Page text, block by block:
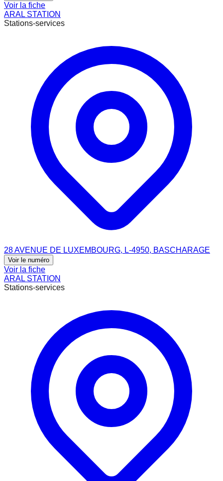
Voir la fiche
ARAL STATION
Stations-services
28 AVENUE DE LUXEMBOURG, L-4950, BASCHARAGE
Voir le numéro
Voir la fiche
ARAL STATION
Stations-services